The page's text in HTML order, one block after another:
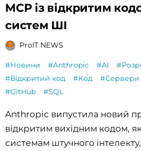
MCP із відкритим
систем ШІ
ProIT NEWS
#Новини #Anthropic #AI
#Відкритий код
#Код #Сервери
#GitHub
#SQL
Anthropic випустила новий
відкритим вихідним кодом,
системам штучного